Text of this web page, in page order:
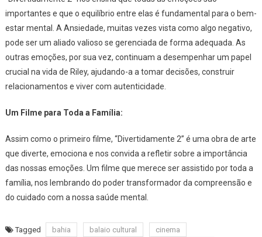
importantes e que o equilíbrio entre elas é fundamental para o bem-
estar mental. A Ansiedade, muitas vezes vista como algo negativo,
pode ser um aliado valioso se gerenciada de forma adequada. As
outras emoções, por sua vez, continuam a desempenhar um papel
crucial na vida de Riley, ajudando-a a tomar decisões, construir
relacionamentos e viver com autenticidade.
Um Filme para Toda a Família:
Assim como o primeiro filme, “Divertidamente 2” é uma obra de arte
que diverte, emociona e nos convida a refletir sobre a importância
das nossas emoções. Um filme que merece ser assistido por toda a
família, nos lembrando do poder transformador da compreensão e
do cuidado com a nossa saúde mental.
Tagged bahia balaio cultural
cinema